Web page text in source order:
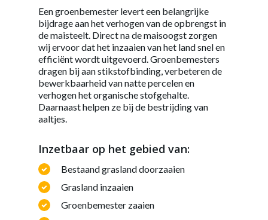
Een groenbemester levert een belangrijke
bijdrage aan het verhogen van de opbrengst in
de maisteelt. Direct na de maisoogst zorgen
wij ervoor dat het inzaaien van het land snel en
efficiënt wordt uitgevoerd. Groenbemesters
dragen bij aan stikstofbinding, verbeteren de
bewerkbaarheid van natte percelen en
verhogen het organische stofgehalte.
Daarnaast helpen ze bij de bestrijding van
aaltjes.
Inzetbaar op het gebied van:
Bestaand grasland doorzaaien
Grasland inzaaien
Groenbemester zaaien